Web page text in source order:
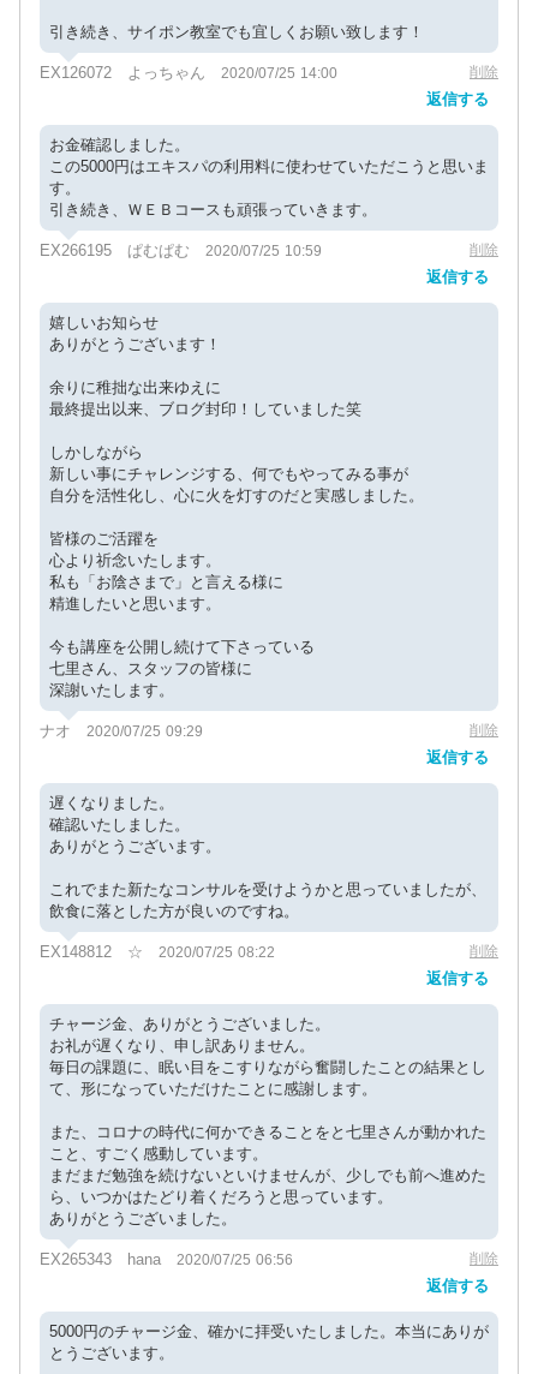
引き続き、サイポン教室でも宜しくお願い致します！
EX126072 よっちゃん 2020/07/25 14:00 削除
返信する
お金確認しました。
この5000円はエキスパの利用料に使わせていただこうと思いま
す。
引き続き、ＷＥＢコースも頑張っていきます。
EX266195 ぱむぱむ 2020/07/25 10:59 削除
返信する
嬉しいお知らせ
ありがとうございます！
余りに稚拙な出来ゆえに
最終提出以来、ブログ封印！していました笑
しかしながら
新しい事にチャレンジする、何でもやってみる事が
自分を活性化し、心に火を灯すのだと実感しました。
皆様のご活躍を
心より祈念いたします。
私も「お陰さまで」と言える様に
精進したいと思います。
今も講座を公開し続けて下さっている
七里さん、スタッフの皆様に
深謝いたします。
ナオ 2020/07/25 09:29 削除
返信する
遅くなりました。
確認いたしました。
ありがとうございます。
これでまた新たなコンサルを受けようかと思っていましたが、
飲食に落とした方が良いのですね。
EX148812 ☆ 2020/07/25 08:22 削除
返信する
チャージ金、ありがとうございました。
お礼が遅くなり、申し訳ありません。
毎日の課題に、眠い目をこすりながら奮闘したことの結果とし
て、形になっていただけたことに感謝します。
また、コロナの時代に何かできることをと七里さんが動かれた
こと、すごく感動しています。
まだまだ勉強を続けないといけませんが、少しでも前へ進めた
ら、いつかはたどり着くだろうと思っています。
ありがとうございました。
EX265343 hana 2020/07/25 06:56 削除
返信する
5000円のチャージ金、確かに拝受いたしました。本当にありが
とうございます。